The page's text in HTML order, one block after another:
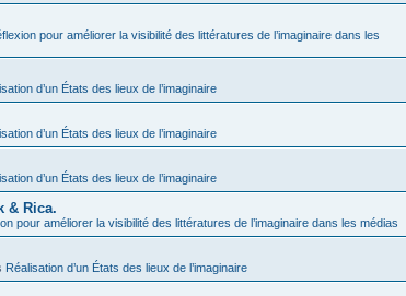
pour améliorer la visibilité des littératures de l’imaginaire dans les
d’un États des lieux de l’imaginaire
d’un États des lieux de l’imaginaire
d’un États des lieux de l’imaginaire
& Rica.
pour améliorer la visibilité des littératures de l’imaginaire dans les médias
Réalisation d’un États des lieux de l’imaginaire